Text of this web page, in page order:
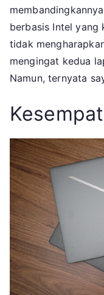
berbasis Intel yang
tidak
mengingat kedua
Namun, ternyata